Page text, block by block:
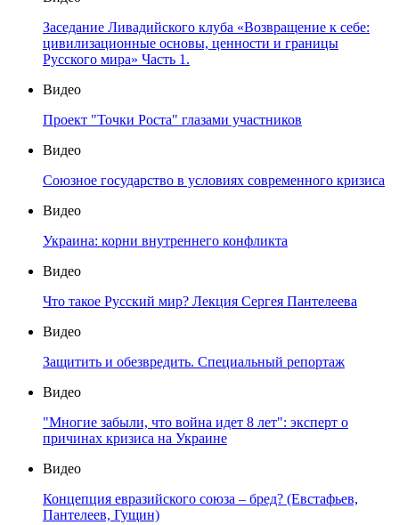
Заседание Ливадийского клуба «Возвращение к себе:
цивилизационные основы, ценности и границы
Русского мира» Часть 1.
Видео
Проект "Точки Роста" глазами участников
Видео
Союзное государство в условиях современного кризиса
Видео
Украина: корни внутреннего конфликта
Видео
Что такое Русский мир? Лекция Сергея Пантелеева
Видео
Защитить и обезвредить. Специальный репортаж
Видео
"Многие забыли, что война идет 8 лет": эксперт о
причинах кризиса на Украине
Видео
Концепция евразийского союза – бред? (Евстафьев,
Пантелеев, Гущин)